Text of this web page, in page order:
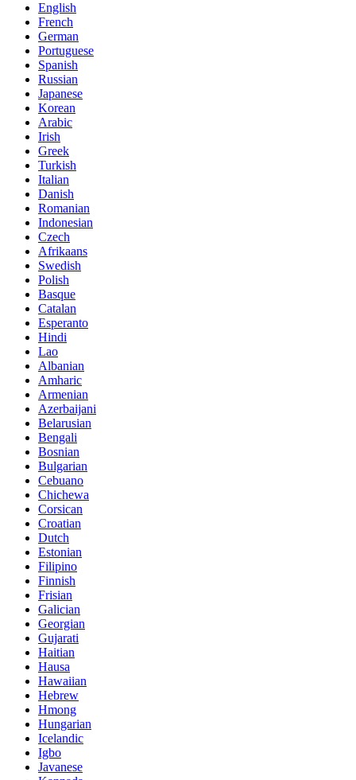
English
French
German
Portuguese
Spanish
Russian
Japanese
Korean
Arabic
Irish
Greek
Turkish
Italian
Danish
Romanian
Indonesian
Czech
Afrikaans
Swedish
Polish
Basque
Catalan
Esperanto
Hindi
Lao
Albanian
Amharic
Armenian
Azerbaijani
Belarusian
Bengali
Bosnian
Bulgarian
Cebuano
Chichewa
Corsican
Croatian
Dutch
Estonian
Filipino
Finnish
Frisian
Galician
Georgian
Gujarati
Haitian
Hausa
Hawaiian
Hebrew
Hmong
Hungarian
Icelandic
Igbo
Javanese